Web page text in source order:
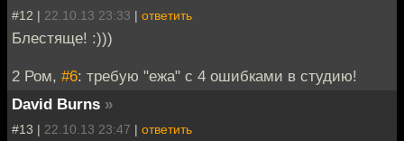
#12 | 22.10.13 23:33 | ответить
Блестяще! :)))
2 Ром, #6: требую "ежа" с 4 ошибками в студию!
David Burns »
#13 | 22.10.13 23:47 | ответить